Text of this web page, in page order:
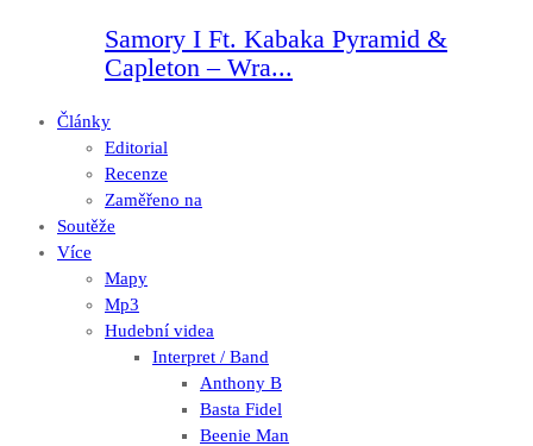
Samory I Ft. Kabaka Pyramid &
Capleton – Wra...
Články
Editorial
Recenze
Zaměřeno na
Soutěže
Více
Mapy
Mp3
Hudební videa
Interpret / Band
Anthony B
Basta Fidel
Beenie Man